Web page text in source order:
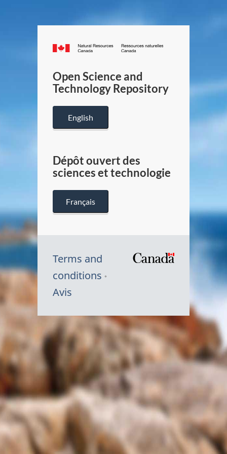
Canada.ca
/
Canada
Open Science and
Technology Repository
English
Dépôt ouvert des
sciences et technologie
Français
Terms and
conditions
Avis
Symbole
du
Canada